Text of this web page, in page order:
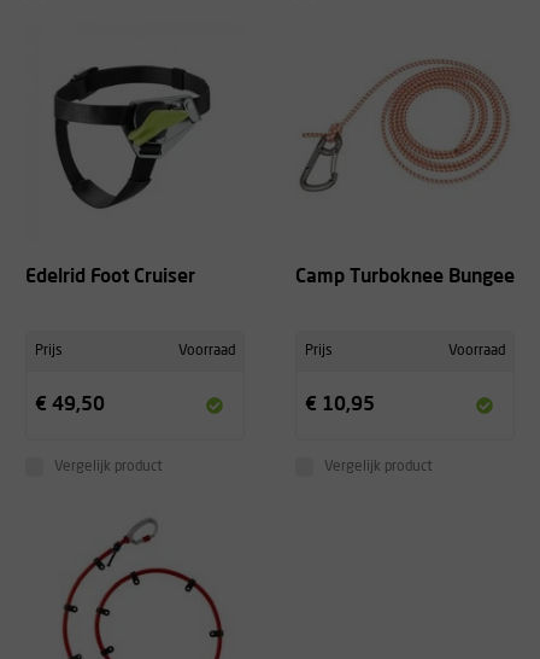
Edelrid Foot Cruiser
Prijs Voorraad
€ 49,50
Vergelijk product
Camp Turboknee Bungee
Prijs Voorraad
€ 10,95
Vergelijk product